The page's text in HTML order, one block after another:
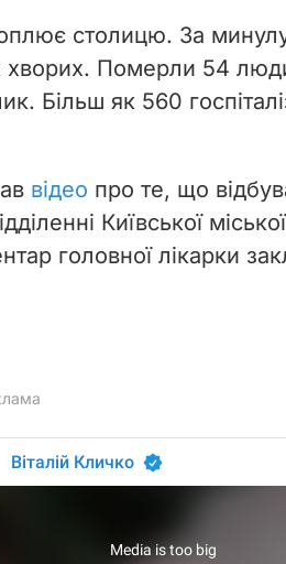
i
d
o
столицю. За
хворих. Померли 54
Більш як 560
відео про те, що
Київської міської
головної лікарки